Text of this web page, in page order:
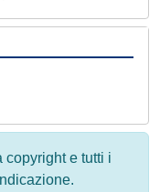
copyright e tutti i